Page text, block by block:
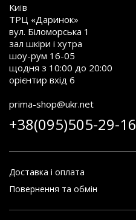
Київ
ТРЦ «Даринок»
вул. Біломорська 1
зал шкіри і хутра
шоу-рум 16-05
щодня з 10:00 до 20:00
орієнтир вхід 6
prima-shop@ukr.net
+38(095)505-29-16
Доставка і оплата
Повернення та обмін